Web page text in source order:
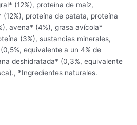
(12%), proteína de maíz,
proteína de patata, proteína
avena* (4%), grasa avícola*
(3%), sustancias minerales,
equivalente a un 4% de
deshidratada* (0,3%, equivalente
*Ingredientes naturales.